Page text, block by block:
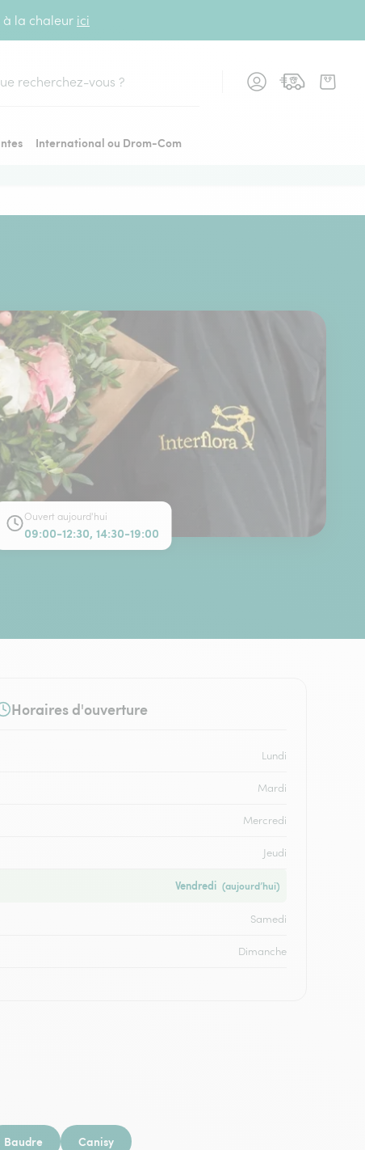
à la chaleur ici
International ou Drom-Com
Ouvert aujourd'hui
09:00-12:30, 14:30-19:00
Horaires d'ouverture
Lundi
Mardi
Mercredi
Jeudi
Vendredi (aujourd’hui)
Samedi
Dimanche
Baudre Canisy